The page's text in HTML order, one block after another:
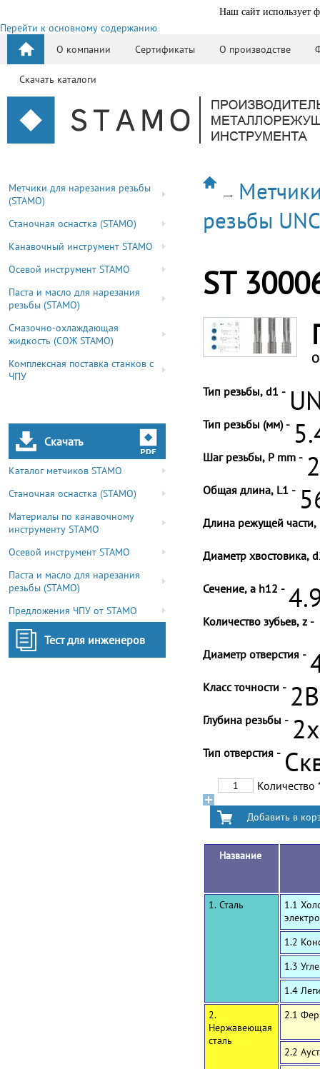
Наш сайт использует
Перейти к основному содержанию
О компании
Сертификаты О производстве
Скачать каталоги
Метчики для нарезания резьбы
(STAMO)
Станочная оснастка (STAMO)
Канавочный инструмент STAMO
Осевой инструмент STAMO
Паста и масло для нарезания
резьбы (STAMO)
Смазочно-охлаждающая
жидкость (СОЖ STAMO)
Комплексная поставка станков с
ЧПУ
Скачать
Каталог метчиков STAMO
Станочная оснастка (STAMO)
Материалы по канавочному
инструменту STAMO
Осевой инструмент STAMO
Паста и масло для нарезания
резьбы (STAMO)
Предложения ЧПУ от STAMO
Тест для инженеров
резьбы UNC
ST
Тип резьбы, d1 -
Тип резьбы (мм) -
Шаг резьбы, P mm -
Общая длина, L1 -
Длина режущей части,
Диаметр хвостовика,
Сечение, a h12 -
Количество зубьев, z -
Диаметр отверстия -
Класс точности - 2B
Глубина резьбы -
Тип отверстия -
Количество
Название
1. Сталь
1.1
1.2
1.3
1.4
2.
Нержавеющая
сталь
2.1
2.2